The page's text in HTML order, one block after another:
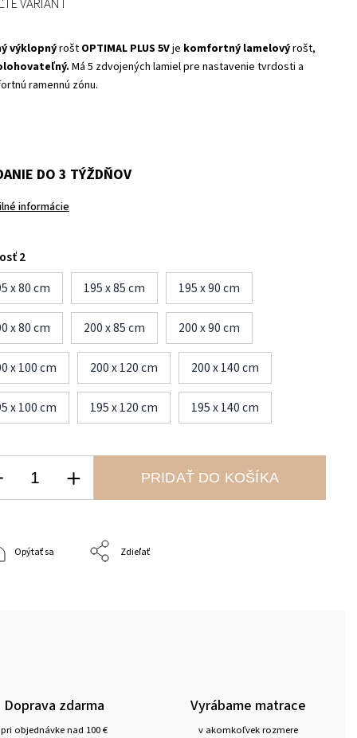
výklopnýrošt OPTIMAL PLUS 5Vje komfortný lamelovýrošt,
Má 5 zdvojených lamiel pre nastavenie tvrdosti a
ramennú zónu.
DO 3 TÝŽDŇOV
informácie
2
x 80 cm
195 x 85 cm 195 x 90 cm
x 80 cm 200 x 85 cm 200 x 90 cm
x 100 cm 200 x 120 cm 200 x 140 cm
x 100 cm 195 x 120 cm 195 x 140 cm
VARIANT
PRIDAŤ DO KOŠÍKA
Opýtať sa Zdieľať
Doprava zdarma
pri objednávke nad 100 €
Vyrábame matrace
v akomkoľvek rozmere